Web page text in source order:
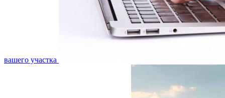
вашего участка